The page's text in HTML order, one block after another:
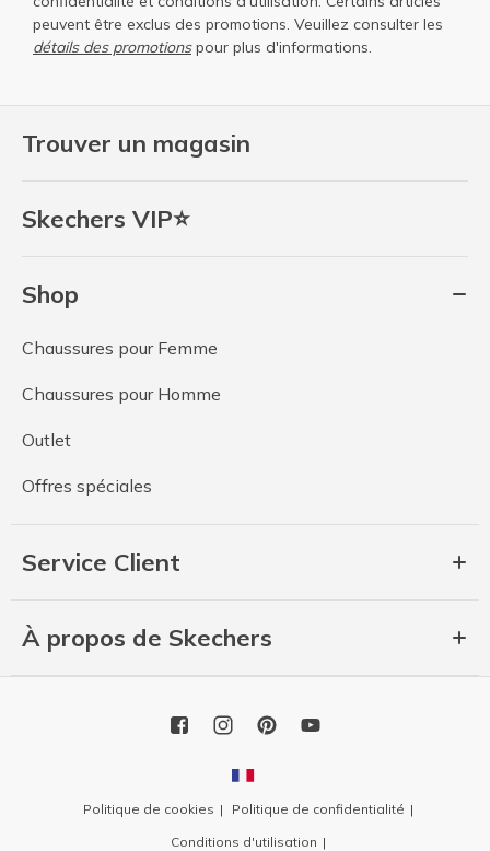
Trouver un magasin
Skechers VIP⭐
Shop
Chaussures pour Femme
Chaussures pour Homme
Outlet
Offres spéciales
Service Client
À propos de Skechers
peuvent être exclus des promotions. Veuillez consulter les
détails des promotionspour plus d'informations.
Politique de cookies
Politique de confidentialité
Conditions d'utilisation